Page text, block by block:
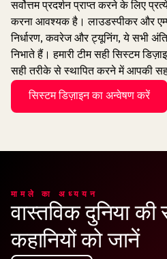
सर्वोत्तम प्रदर्शन प्राप्त करने के लिए
करना आवश्यक है। लाउडस्पीकर और
निर्धारण, कवरेज और ट्यूनिंग, ये सभी
निभाते हैं। हमारी टीम सही सिस्टम
सही तरीके से स्थापित करने में आपकी
सिस्टम डिज़ाइन का अन्वेषण करें
मामले का अध्ययन
वास्तविक दुनिया
कहानियों को जानें